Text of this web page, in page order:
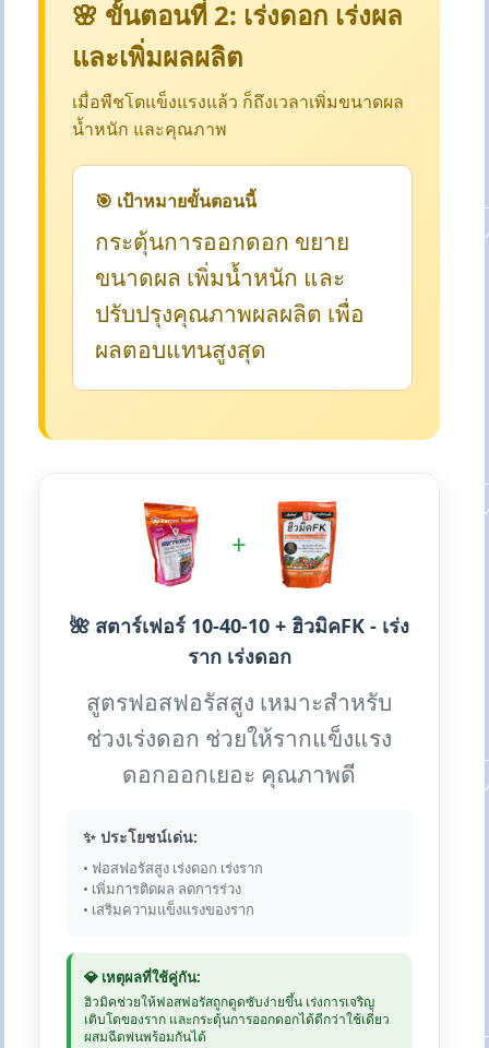
🌸 ขั้นตอนที่ 2: เร่งดอก เร่งผล
และเพิ่มผลผลิต
เมื่อพืชโตแข็งแรงแล้ว ก็ถึงเวลาเพิ่มขนาดผล
น้ำหนัก และคุณภาพ
🎯 เป้าหมายขั้นตอนนี้
กระตุ้นการออกดอก ขยาย
ขนาดผล เพิ่มน้ำหนัก และ
ปรับปรุงคุณภาพผลผลิต เพื่อ
ผลตอบแทนสูงสุด
+
🌺 สตาร์เฟอร์ 10-40-10 + ฮิวมิคFK - เร่ง
ราก เร่งดอก
สูตรฟอสฟอรัสสูง เหมาะสำหรับ
ช่วงเร่งดอก ช่วยให้รากแข็งแรง
ดอกออกเยอะ คุณภาพดี
✨ ประโยชน์เด่น:
• ฟอสฟอรัสสูง เร่งดอก เร่งราก
• เพิ่มการติดผล ลดการร่วง
• เสริมความแข็งแรงของราก
💎 เหตุผลที่ใช้คู่กัน:
ฮิวมิคช่วยให้ฟอสฟอรัสถูกดูดซับง่ายขึ้น เร่งการเจริญ
เติบโตของราก และกระตุ้นการออกดอกได้ดีกว่าใช้เดี่ยว
ผสมฉีดพ่นพร้อมกันได้